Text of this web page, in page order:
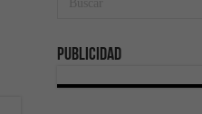
Publicidad